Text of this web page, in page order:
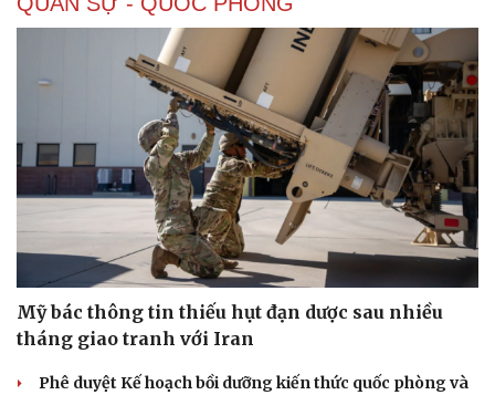
Thông tin doanh nghiệp
Doanh nghiệp 24h
Doanh nhân
Vì cộng đồng
Công nghệ
Sành điệu
Tin Công nghệ
Trải nghiệm
Chuyển đổi số
Mỹ bác thông tin thiếu hụt đạn dược sau nhiều
tháng giao tranh với Iran
Phê duyệt Kế hoạch bồi dưỡng kiến thức quốc phòng và